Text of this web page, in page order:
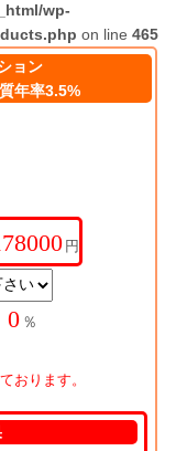
wp-
on line 465
ョン
年率3.5%
円
％
おります。